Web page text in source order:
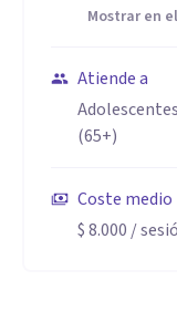
Mostrar en
Atiende a
(65+)
Coste medio
$ 8.000 /